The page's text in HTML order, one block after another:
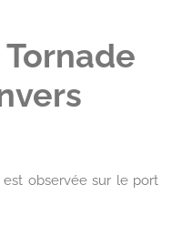
est observée sur le port